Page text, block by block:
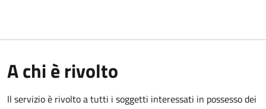
A chi è rivolto
Il servizio è rivolto a tutti i soggetti interessati in possesso dei